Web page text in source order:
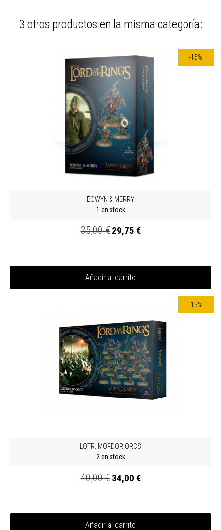
3 otros productos en la misma categoría:
-15%
ÉOWYN & MERRY
1 en stock
35,00 € 29,75 €
Añadir al carrito
-15%
LOTR: MORDOR ORCS
2 en stock
40,00 € 34,00 €
Añadir al carrito